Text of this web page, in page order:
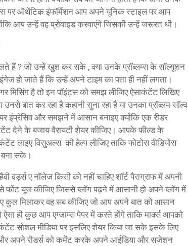
पर ऑथेंटिक इंफॉर्मेशन आप अपने यूनिक स्टाइल पर आप
आप उन्हें वह प्रोवाइड करवाएंगे जिसकी उन्हें जरूरत थी।
हैं ? जो उन्हें खुश कर सके , क्या उनके प्रॉब्लम्स के सॉल्यूशन
हो जाते हैं कि उन्हें अपने टाइम का पता ही नहीं लगता।
मिसिंग है तो इन पॉइंट्स को समझ लीजिए ऐसाकंटेंट लिखिए
बात कर रहा है कहानी सुना रहा है या उनका प्रॉब्लम सॉल्व
इंप्रेसिव और समझने में आसान बनाइए क्योंकि एक रीडर
देने के बजाय वैरायटी शेयर कीजिए। आपके फील्ड के
विसुअल्स की हेल्प लीजिए ताकि फोटोस वीडियोस
बना सके।
ए नॉलेज किसी को नहीं चाहिए शॉर्ट पैराग्राफ में अपनी
फोंट यूज कीजिए जिससे ब्लॉग पढ़ने में आसानी हो अपने ब्लॉग में
कुल मिलाकर वह सब कीजिए जो आप अपने बात को आसान
ही कुछ आप एग्जाम्स पेपर में करते होंगे ताकि मार्क्स आपको
सोशल मीडिया पर इसलिए शेयर किया जा सके इसके लिए
अपने रीडर्स को कमेंट करके अपने आईडिया और सजेशन